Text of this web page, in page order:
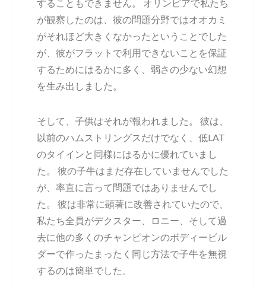
することもできません。 オリンピアで私たち
が観察したのは、彼の問題分野ではオオカミ
がそれほど大きくなかったということでした
が、彼がフラットで利用できないことを保証
するためにはるかに多く、弱さの少ない幻想
を生み出しました。
そして、子供はそれが報われました。 彼は、
以前のハムストリングスだけでなく、低LAT
のタイインと同様にはるかに優れていまし
た。 彼の子牛はまだ存在していませんでした
が、率直に言って問題ではありませんでし
た。 彼は非常に顕著に改善されていたので、
私たち全員がデクスター、ロニー、そして過
去に他の多くのチャンピオンのボディービル
ダーで作ったまったく同じ方法で子牛を無視
するのは簡単でした。